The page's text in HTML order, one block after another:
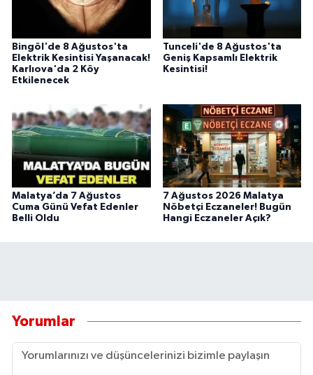
Bingöl'de 8 Ağustos'ta
Elektrik Kesintisi Yaşanacak!
Karlıova'da 2 Köy
Etkilenecek
Tunceli'de 8 Ağustos'ta
Geniş Kapsamlı Elektrik
Kesintisi!
Malatya’da 7 Ağustos
Cuma Günü Vefat Edenler
Belli Oldu
7 Ağustos 2026 Malatya
Nöbetçi Eczaneler! Bugün
Hangi Eczaneler Açık?
Yorumlar